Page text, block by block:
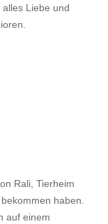
Liebe und
Rali, Tierheim
haben.
auf einem